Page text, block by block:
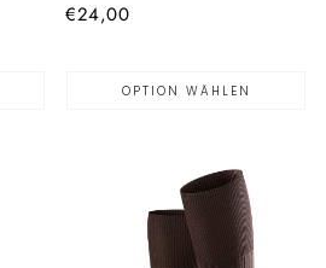
Normaler
€24,00
OPTION WÄHLEN